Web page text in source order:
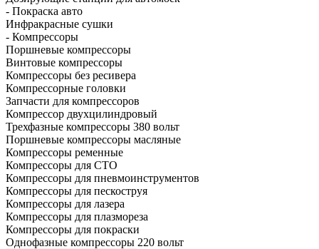
- Покраска авто
Инфракрасные сушки
- Компрессоры
Поршневые компрессоры
Винтовые компрессоры
Компрессоры без ресивера
Компрессорные головки
Запчасти для компрессоров
Компрессор двухцилиндровый
Трехфазные компрессоры 380 вольт
Поршневые компрессоры масляные
Компрессоры ременные
Компрессоры для СТО
Компрессоры для пневмоинструментов
Компрессоры для пескоструя
Компрессоры для лазера
Компрессоры для плазмореза
Компрессоры для покраски
Однофазные компрессоры 220 вольт